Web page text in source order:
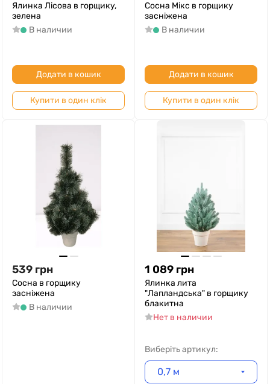
Ялинка Лісова в горщику,
зелена
В наличии
Додати в кошик
Купити в один клік
Сосна Мікс в горщику
засніжена
В наличии
Додати в кошик
Купити в один клік
539 грн
Сосна в горщику
засніжена
В наличии
1 089 грн
Ялинка лита
"Лапландська" в горщику
блакитна
Нет в наличии
Виберіть артикул:
0,7 м